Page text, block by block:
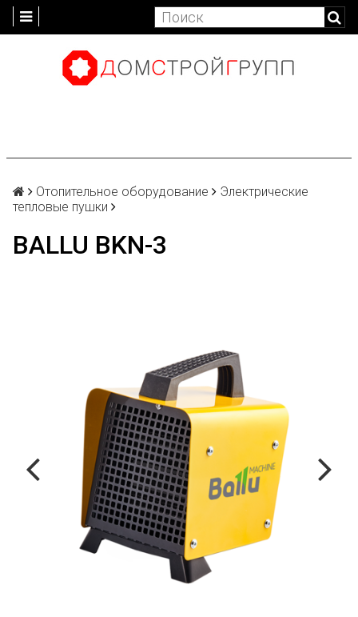
Отопительное оборудование
Электрические
тепловые пушки
BALLU BKN-3